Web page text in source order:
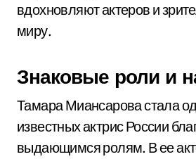
вдохновляют актеров и
миру.
Знаковые роли и
Тамара Миансарова стала
известных актрис России
выдающимся ролям. В ее